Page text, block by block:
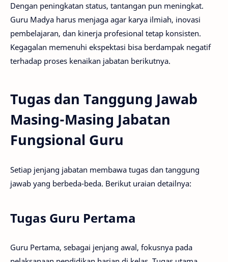
Dengan peningkatan status, tantangan pun meningkat.
Guru Madya harus menjaga agar karya ilmiah, inovasi
pembelajaran, dan kinerja profesional tetap konsisten.
Kegagalan memenuhi ekspektasi bisa berdampak negatif
terhadap proses kenaikan jabatan berikutnya.
Tugas dan Tanggung Jawab
Masing-Masing Jabatan
Fungsional Guru
Setiap jenjang jabatan membawa tugas dan tanggung
jawab yang berbeda-beda. Berikut uraian detailnya:
Tugas Guru Pertama
Guru Pertama, sebagai jenjang awal, fokusnya pada